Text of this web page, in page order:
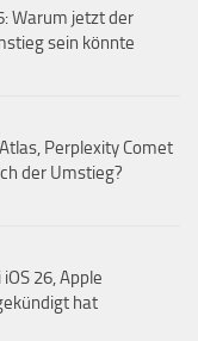
Warum jetzt der
sein könnte
Perplexity Comet
der Umstieg?
26, Apple
hat